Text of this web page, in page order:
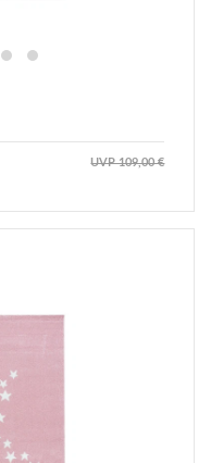
UVP 109,00 €